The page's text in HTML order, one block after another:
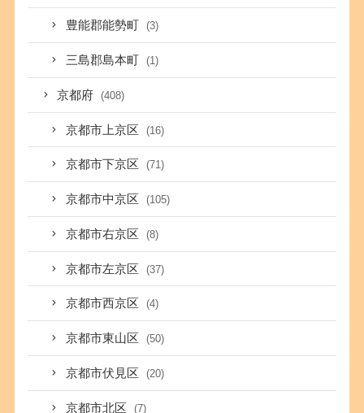
豊能郡能勢町 (3)
三島郡島本町 (1)
京都府 (408)
京都市上京区 (16)
京都市下京区 (71)
京都市中京区 (105)
京都市右京区 (8)
京都市左京区 (37)
京都市西京区 (4)
京都市東山区 (50)
京都市伏見区 (20)
京都市北区 (7)